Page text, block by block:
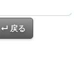
↵ 戻る